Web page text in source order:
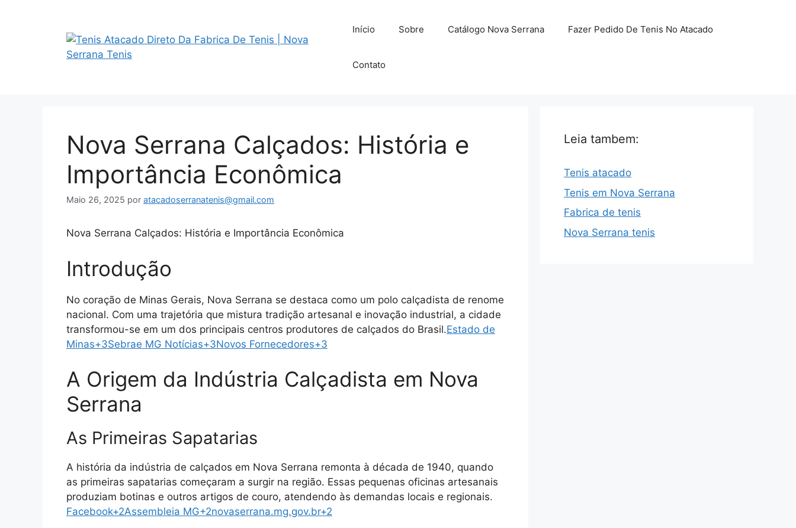
Início Sobre Catálogo Nova Serrana Fazer Pedido De Tenis No Atacado
Contato
Nova Serrana Calçados: História e
Importância Econômica
Maio 26, 2025 por atacadoserranatenis@gmail.com
Nova Serrana Calçados: História e Importância Econômica
Introdução
No coração de Minas Gerais, Nova Serrana se destaca como um polo calçadista de renome
nacional. Com uma trajetória que mistura tradição artesanal e inovação industrial, a cidade
transformou-se em um dos principais centros produtores de calçados do Brasil.Estado de
Minas+3Sebrae MG Notícias+3Novos Fornecedores+3
A Origem da Indústria Calçadista em Nova
Serrana
As Primeiras Sapatarias
A história da indústria de calçados em Nova Serrana remonta à década de 1940, quando
as primeiras sapatarias começaram a surgir na região. Essas pequenas oficinas artesanais
produziam botinas e outros artigos de couro, atendendo às demandas locais e regionais.
Facebook+2Assembleia MG+2novaserrana.mg.gov.br+2
Leia tambem:
Tenis atacado
Tenis em Nova Serrana
Fabrica de tenis
Nova Serrana tenis